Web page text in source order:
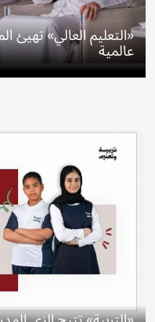
«التعليم العالي» تهيئ
عالمية